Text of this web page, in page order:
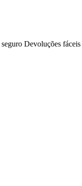
Devoluções fáceis